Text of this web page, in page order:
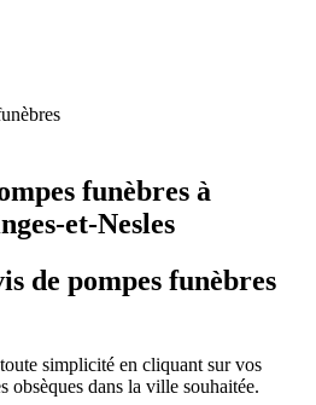
funèbres à
et-Nesles
de pompes funèbres
simplicité en cliquant sur vos
dans la ville souhaitée.